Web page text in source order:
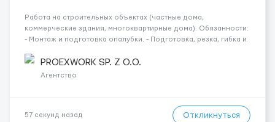
Работа на строительных объектах (частные дома,
коммерческие здания, многоквартирные дома). Обязанности:
- Монтаж и подготовка опалубки. - Подготовка, резка, гибка и
Связка арматурных стержней. - Заливка бетона. - Демонтаж
опалубки после за...
PROEXWORK SP. Z O.O.
Агентство
57 секунд назад Откликнуться